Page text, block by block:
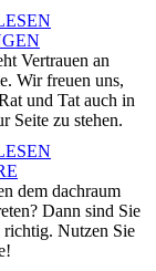
Vertrauen an
Wir freuen uns,
und Tat auch in
Seite zu stehen.
dem dachraum
Dann sind Sie
richtig. Nutzen Sie